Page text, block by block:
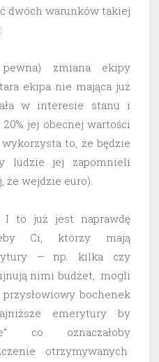
dwóch warunków takiej
zmiana ekipy
ekipa nie mająca już
w interesie stanu i
jej obecnej wartości
to, że będzie
ludzie jej zapomnieli
że wejdzie euro).
I to już jest naprawdę
Ci, którzy mają
– np. kilka czy
nimi budżet, mogli
bochenek
emerytury by
co oznaczałoby
otrzymywanych